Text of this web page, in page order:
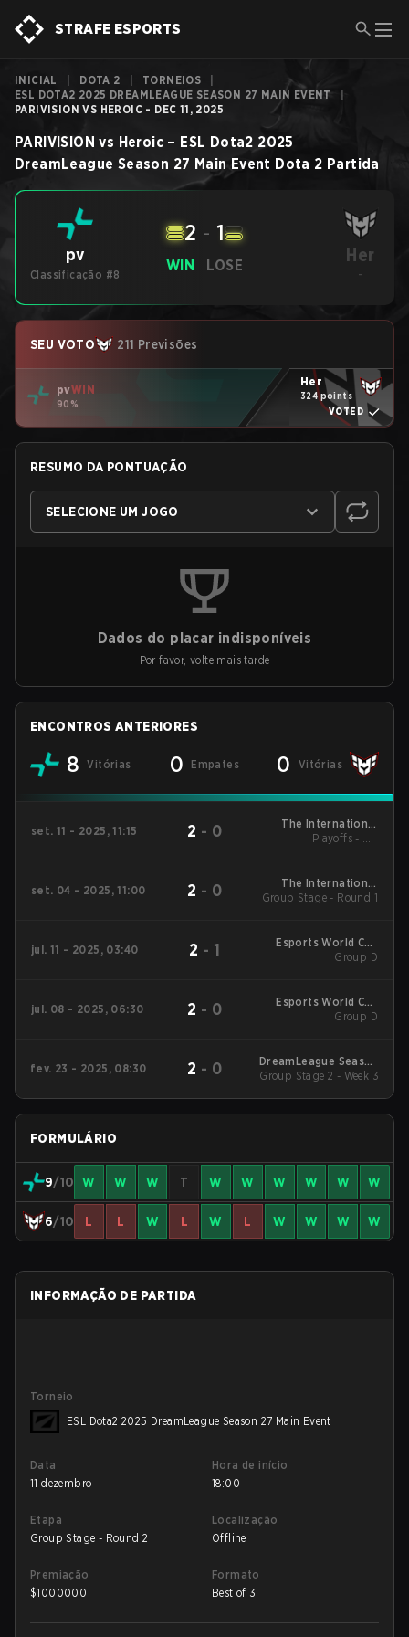
STRAFE ESPORTS
INICIAL DOTA 2 TORNEIOS
ESL DOTA2 2025 DREAMLEAGUE SEASON 27 MAIN EVENT
PARIVISION VS HEROIC - DEC 11, 2025
PARIVISION vs Heroic – ESL Dota2 2025
DreamLeague Season 27 Main Event Dota 2 Partida
pv
Classificação #8
WIN
2 - 1
LOSE Her
-
SEU VOTO 211 Previsões
pvWIN
90%
Her
324 points
VOTED
RESUMO DA PONTUAÇÃO
SELECIONE UM JOGO
Dados do placar indisponíveis
Por favor, volte mais tarde
ENCONTROS ANTERIORES
8 Vitórias 0 Empates 0 Vitórias
set. 11 - 2025, 11:15 2 - 0
The International
2025 Main Event
Playoffs - UB
set. 04 - 2025, 11:00 2 - 0
The International
2025 Main Event
Group Stage - Round 1
jul. 11 - 2025, 03:40 2 - 1
Esports World Cup
2025 Dota2
Group D
jul. 08 - 2025, 06:30 2 - 0
Esports World Cup
2025 Dota2
Group D
fev. 23 - 2025, 08:30 2 - 0
DreamLeague Season
25 Main Tournament
Group Stage 2 - Week 3
FORMULÁRIO
9/10 W W W T W W W W W W
6/10 L L W L W L W W W W
INFORMAÇÃO DE PARTIDA
Torneio
ESL Dota2 2025 DreamLeague Season 27 Main Event
Data
11 dezembro
Hora de início
18:00
Etapa
Group Stage - Round 2
Localização
Offline
Premiação
$1000000
Formato
Best of 3